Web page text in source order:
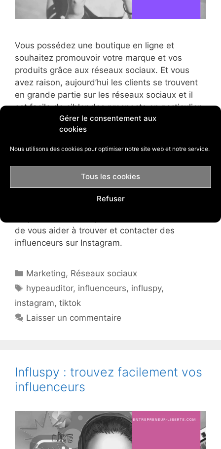
Gérer le consentement aux
cookies
Nous utilisons des cookies pour optimiser notre site web et notre service.
Tous les cookies
Refuser
Vous possédez une boutique en ligne et
souhaitez promouvoir votre marque et vos
produits grâce aux réseaux sociaux. Et vous
avez raison, aujourd’hui les clients se trouvent
en grande partie sur les réseaux sociaux et il
est facile de cibler des prospects en particulier.
Il faut en profiter ! Il est possible de réaliser des
publicités grâce notamment aux régies
publicitaires comme Facebook Ads ou Snapchat
des influenceurs. En ce moment, ce qui semble
plutôt bien fonctionner pour de nombreux e-
commerçants, c’est de travailler avec des
de vous aider à trouver et contacter des
influenceurs sur Instagram.
Catégories
Marketing, Réseaux sociaux
Étiquettes
hypeauditor, influenceurs, influspy,
instagram, tiktok
Laisser un commentaire
Influspy : trouvez facilement vos
influenceurs